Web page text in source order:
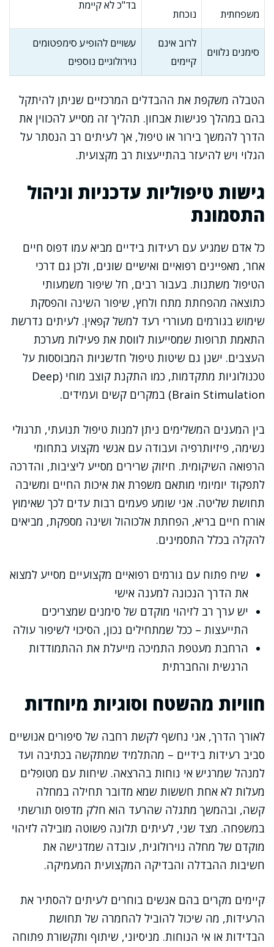
משפחתית
נוכחת
בד"כ לא קיימת
סימנים נלווים
לרוב אינם
קיימים
עשויים להופיע סימפטומים
נוירולוגיים נוספים
הטבלה משקפת את ההבדלים המרכזיים שניתן להיתקל
בהם במהלך פגישות אבחון. תהליך זה מסייע להכווין את
הדרך להמשך בירור או טיפול, אך לעיתים רב הנסתר על
הגלוי ויש להיעזר בהתייעצות רב מקצועית.
גישות טיפוליות עדכניות וניהול
התסמונת
כל אדם שמגיע עם רעידות בידיים מביא עמו דפוס חיים
אחר, מאפיינים רפואיים ואישיים שונים, ולכן גם דרכי
הטיפול משתנות. בעבור רבים, חל שיפור משמעותי
כתוצאה מהפחתת מתח ולחץ, שיפור השינה והפסקת
שימוש בגורמים מעוררי רעד למשל קפאין. לעיתים נדרשת
התאמת תרופות שמסייעות לווסת את פעילות מערכת
העצבים. ישנן גם שיטות טיפול חדשניות המבוססות על
טכנולוגיות מתקדמות, כמו התקנת קוצב מוחי (Deep
Brain Stimulation) במקרים קשים ועמידים.
בין המענים המשלימים ניתן למנות טיפול תנועתי, תרגולי
נשימה, פיזיותרפיה ועבודה עם אנשי מקצוע בתחומי
הרפואה השיקומית. חיזוק שרירים מסייע ליציבות, והדרכה
לתפקוד יומיומי מותאם משפרת את איכות החיים ומשיבה
תחושת שליטה. אני שומע פעמים רבות עדים לכך שאימוץ
אורח חיים בריא, הפחתת אלכוהול ושינה מספקת, מביאים
להקלה בכלל התסמינים.
שיח פתוח עם גורמים רפואיים מקצועיים מסייע למצוא
את הדרך הנכונה למענה אישי
יש ערך רב לזיהוי מוקדם של סימנים שמצריכים
התייעצות – ככל שמתחילים נכון, הסיכוי לשיפור עולה
הרחבת מעטפת התמיכה מייעלת את ההתמודדות
הרגשית והחברתית
חוויות מהשטח וסוגיות מיוחדות
לאורך הדרך, אני נחשף לקשת רחבה של סיפורים אנושיים
סביב רעידות בידיים – מהתלמיד שמתקשה בכתיבה ועד
למנהל שמרגיש אי נוחות בהרצאה. שיחות עם מטופלים
מעלות לא אחת חששות שמא מדובר תחילה במחלה
קשה, ובהמשך מתגלה שהרעד הוא חלק מדפוס תורשתי
במשפחה. מצד שני, לעיתים תלונה פשוטה מובילה לזיהוי
מוקדם של מחלה נוירולוגית, עובדה שמדגישה את
חשיבות ההבדלה והבדיקה המקצועית המעמיקה.
קיימים מקרים בהם אנשים בוחרים לעיתים להסתיר את
הרעידות, מה שיכול להוביל להחמרה של תחושת
הבדידות או אי הנוחות. מניסיוני, שיתוף ותקשורת פתוחה